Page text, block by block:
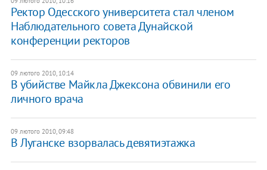
Ректор Одесского университета стал членом
Наблюдательного совета Дунайской
конференции ректоров
09 лютого 2010, 10:14
В убийстве Майкла Джексона обвинили его
личного врача
09 лютого 2010, 09:48
В Луганске взорвалась девятиэтажка